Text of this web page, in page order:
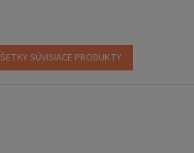
SÚVISIACE PRODUKTY